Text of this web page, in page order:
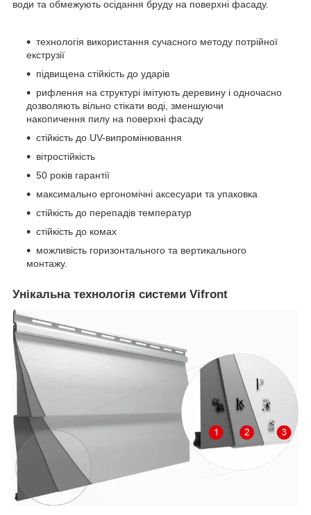
води та обмежують осідання бруду на поверхні фасаду.
технологія використання сучасного методу потрійної
екструзії
підвищена стійкість до ударів
рифлення на структурі імітують деревину і одночасно
дозволяють вільно стікати воді, зменшуючи
накопичення пилу на поверхні фасаду
стійкість до UV-випромінювання
вітростійкість
50 років гарантії
максимально ергономічні аксесуари та упаковка
стійкість до перепадів температур
стійкість до комах
можливість горизонтального та вертикального
монтажу.
Унікальна технологія системи Vifront